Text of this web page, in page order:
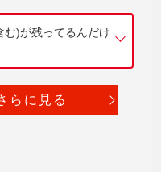
む)が残ってるんだけ
らに見る